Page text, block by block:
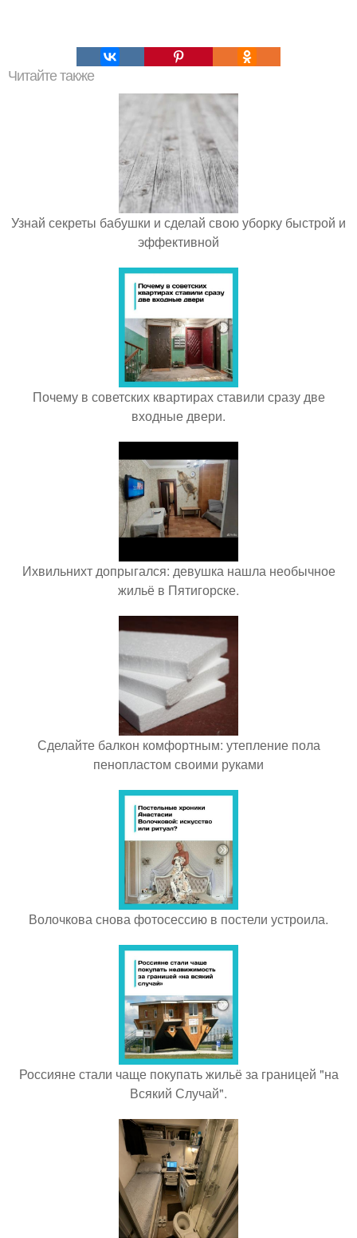
Читайте также
Узнай секреты бабушки и сделай свою уборку быстрой и
эффективной
Почему в советских квартирах ставили сразу две
входные двери.
Ихвильнихт допрыгался: девушка нашла необычное
жильё в Пятигорске.
Сделайте балкон комфортным: утепление пола
пенопластом своими руками
Волочкова снова фотосессию в постели устроила.
Россияне стали чаще покупать жильё за границей "на
Всякий Случай".